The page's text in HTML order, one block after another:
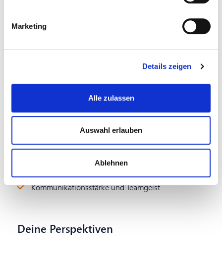
Marketing
Details zeigen
Alle zulassen
Auswahl erlauben
Ablehnen
Du hast außerdem
Logisches Analysedenken und systematisches
Denkvermögen
Hohe Abstraktions- und Konzentrationsfähigkeit
Ausdauer und Kreativität bei Problemlösungen
Freundliches, kundenorientiertes Wesen
Kommunikationsstärke und Teamgeist
Deine Perspektiven